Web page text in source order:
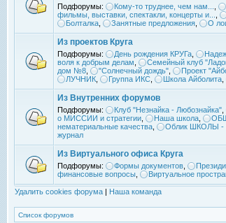
Подфорумы:
Кому-то труднее, чем нам...
фильмы, выставки, спектакли, концерты и...
Болталка
Занятные предложения О
Из проектов Круга
Подфорумы: День рождения КРУГа
воля к добрым делам
Семейный клуб
дом №8
"Солнечный дождь" Проект
ЛУЧНИК
Группа ИКС Школа Айболита
Из Внутренних форумов
Подфорумы: Клуб "Незнайка - Любознайка"
о МИССИИ и стратегии
Наша школа
нематериальные качества
Облик ШКОЛЫ -
журнал
Из Виртуального офиса Круга
Подфорумы: Формы документов
финансовые вопросы
Виртуальное
Удалить cookies форума | Наша команда
Список форумов